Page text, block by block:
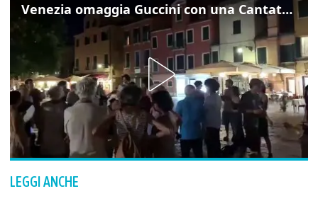
Venezia omaggia Guccini con una Cantata Anarchica in campo Santa Margherita
LEGGI ANCHE